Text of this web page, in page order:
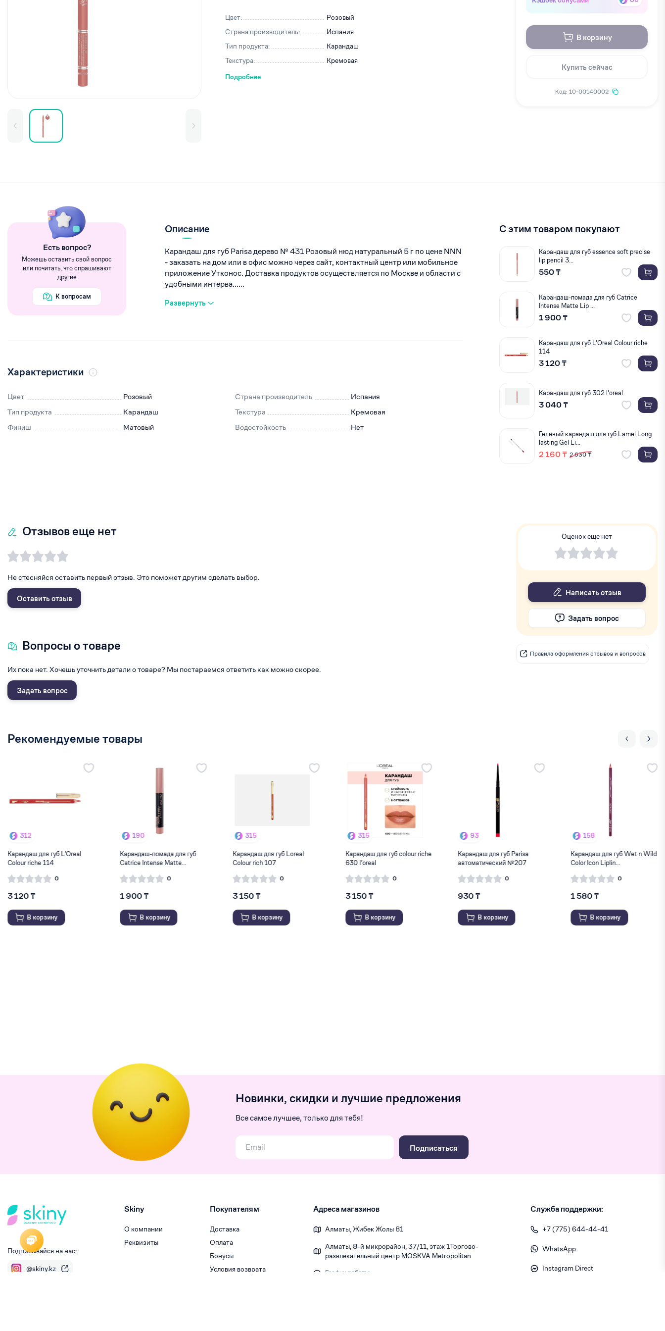
Цвет:
Розовый
Страна производитель:
Испания
Тип продукта:
Карандаш
Текстура:
Кремовая
Подробнее
В корзину
Купить сейчас
Код: 10-00140002
Eсть вопрос?
Можешь оставить свой вопрос
или почитать, что спрашивают
другие
К вопросам
Описание
Карандаш для губ Parisa дерево № 431 Розовый нюд натуральный 5 г по цене NNN
- заказать на дом или в офис можно через сайт, контактный центр или мобильное
приложение Утконос. Доставка продуктов осуществляется по Москве и области с
удобными интерва......
Развернуть
Характеристики
Цвет Розовый Страна производитель
Испания
Тип продукта
Карандаш Текстура
Кремовая
Финиш
Матовый Водостойкость Нет
С этим товаром покупают
Карандаш для губ essence soft precise
lip pencil 3...
550 ₸
Карандаш-помада для губ Catrice
Intense Matte Lip ...
1 900 ₸
Карандаш для губ L’Oreal Colour riche
114
3 120 ₸
Карандаш для губ 302 l'oreal
3 040 ₸
Гелевый карандаш для губ Lamel Long
lasting Gel Li...
2 160 ₸ 2 630 ₸
Отзывов еще нет
Не стесняйся оставить первый отзыв. Это поможет другим сделать выбор.
Оставить отзыв
Вопросы о товаре
Их пока нет. Хочешь уточнить детали о товаре? Мы постараемся ответить как можно скорее.
Задать вопрос
Оценок еще нет
Написать отзыв
Задать вопрос
Правила оформления отзывов и вопросов
Рекомендуемые товары
190
Карандаш-помада для губ
Catrice Intense Matte...
0
1 900 ₸
В корзину
315
Карандаш для губ Loreal
Colour rich 107
0
3 150 ₸
В корзину
315
Карандаш для губ colour riche
630 l’oreal
0
3 150 ₸
В корзину
93
Карандаш для губ Parisa
автоматический №207
0
930 ₸
В корзину
158
Карандаш для губ Wet n Wild
Color Icon Liplin...
0
1 580 ₸
В корзину
216
Гелевый карандаш для губ
Lamel Long lasting G...
0
2 160 ₸
В корзину
Наборы и сертификаты
Новинки, скидки и лучшие предложения
Все самое лучшее, только для тебя!
Подписаться
Подписывайся на нас:
@skiny.kz
Skiny
О компании
Реквизиты
Покупателям
Доставка
Оплата
Бонусы
Условия возврата
Адреса магазинов
Алматы, Жибек Жолы 81
Алматы, 8-й микрорайон, 37/1​1, этаж 1 ​Торгово-
развлекательный центр MOSKVA Metropolitan
График работы:
Служба поддержки:
+7 (775) 644-44-41
WhatsApp
Instagram Direct